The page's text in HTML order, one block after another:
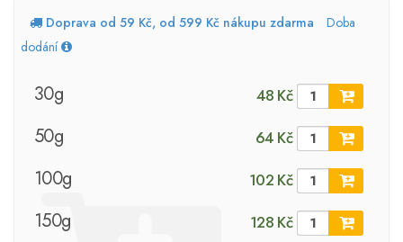
Doprava od 59 Kč, od 599 Kč nákupu zdarma
Doba
dodání
30g 48 Kč
50g 64 Kč
100g 102 Kč
150g 128 Kč